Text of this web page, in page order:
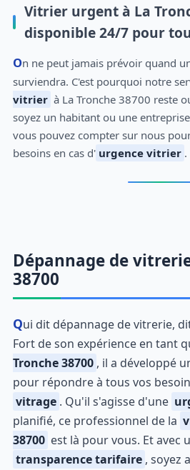
Vitrier urgent à La
disponible 24/7 pour
On ne peut jamais prévoir quand un problème de vitrerie
surviendra. C'est pourquoi notre
vitrier à La Tronche 38700 reste
soyez un habitant ou une
vous pouvez compter sur nous
besoins en cas d' urgence vitrier .
Dépannage de
38700
Qui dit dépannage de vitrerie,
Fort de son expérience en tant
Tronche 38700 , il a développé
pour répondre à tous vos
vitrage . Qu'il s'agisse d'une
planifié, ce professionnel de la
38700 est là pour vous. Et avec
transparence tarifaire , soyez